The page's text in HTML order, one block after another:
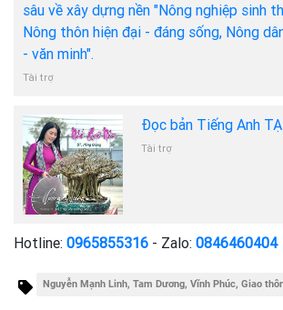
sâu về xây dựng nền "Nông nghiệp sinh
Nông thôn hiện đại - đáng sống, Nông
- văn minh".
Tài trợ
Đọc bản Tiếng Anh
Tài trợ
Hotline: 0965855316 - Zalo: 0846460404
Nguyễn Mạnh Linh, Tam Dương, Vĩnh Phúc, Giao